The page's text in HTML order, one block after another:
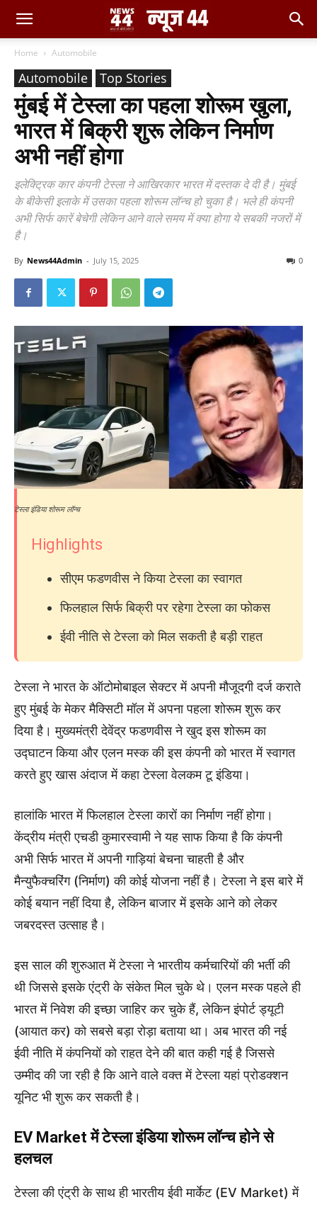
Home Automobile
Automobile Top Stories
मुंबई में टेस्ला का पहला शोरूम खुला,
भारत में बिक्री शुरू लेकिन निर्माण
अभी नहीं होगा
इलेक्ट्रिक कार कंपनी टेस्ला ने आखिरकार भारत में दस्तक दे दी है। मुंबई
के बीकेसी इलाके में उसका पहला शोरूम लॉन्च हो चुका है। भले ही कंपनी
अभी सिर्फ कारें बेचेगी लेकिन आने वाले समय में क्या होगा ये सबकी नजरों में
है।
By News44Admin - July 15, 2025 0
टेस्ला इंडिया शोरूम लॉन्च
Highlights
सीएम फडणवीस ने किया टेस्ला का स्वागत
फिलहाल सिर्फ बिक्री पर रहेगा टेस्ला का फोकस
ईवी नीति से टेस्ला को मिल सकती है बड़ी राहत
टेस्ला ने भारत के ऑटोमोबाइल सेक्टर में अपनी मौजूदगी दर्ज कराते
हुए मुंबई के मेकर मैक्सिटी मॉल में अपना पहला शोरूम शुरू कर
दिया है। मुख्यमंत्री देवेंद्र फडणवीस ने खुद इस शोरूम का
उद्घाटन किया और एलन मस्क की इस कंपनी को भारत में स्वागत
करते हुए खास अंदाज में कहा टेस्ला वेलकम टू इंडिया।
हालांकि भारत में फिलहाल टेस्ला कारों का निर्माण नहीं होगा।
केंद्रीय मंत्री एचडी कुमारस्वामी ने यह साफ किया है कि कंपनी
अभी सिर्फ भारत में अपनी गाड़ियां बेचना चाहती है और
मैन्युफैक्चरिंग (निर्माण) की कोई योजना नहीं है। टेस्ला ने इस बारे में
कोई बयान नहीं दिया है, लेकिन बाजार में इसके आने को लेकर
जबरदस्त उत्साह है।
इस साल की शुरुआत में टेस्ला ने भारतीय कर्मचारियों की भर्ती की
थी जिससे इसके एंट्री के संकेत मिल चुके थे। एलन मस्क पहले ही
भारत में निवेश की इच्छा जाहिर कर चुके हैं, लेकिन इंपोर्ट ड्यूटी
(आयात कर) को सबसे बड़ा रोड़ा बताया था। अब भारत की नई
ईवी नीति में कंपनियों को राहत देने की बात कही गई है जिससे
उम्मीद की जा रही है कि आने वाले वक्त में टेस्ला यहां प्रोडक्शन
यूनिट भी शुरू कर सकती है।
EV Market में टेस्ला इंडिया शोरूम लॉन्च होने से
हलचल
टेस्ला की एंट्री के साथ ही भारतीय ईवी मार्केट (EV Market) में